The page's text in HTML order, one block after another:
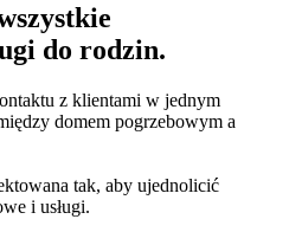
do rodzin.
z klientami w jednym
domem pogrzebowym a
tak, aby ujednolicić
i usługi.